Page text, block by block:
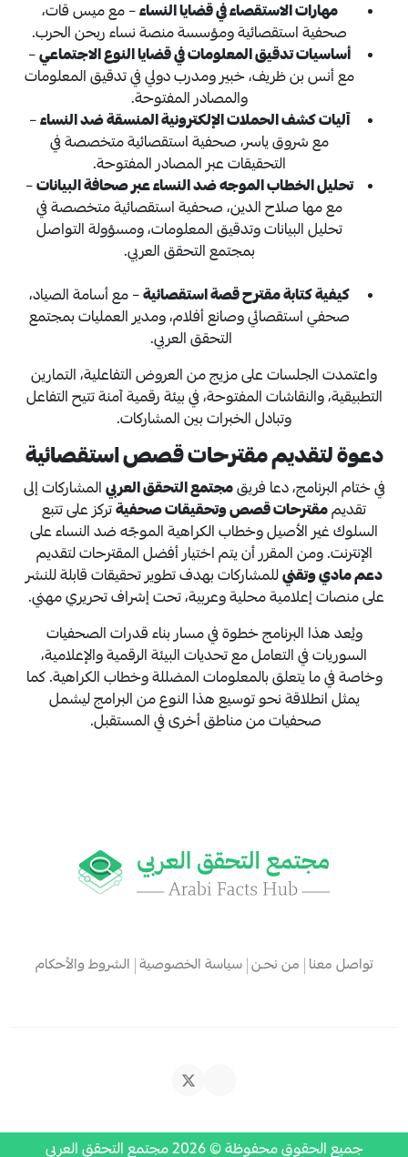
مهارات الاستقصاء في قضايا النساء– مع ميس قات،
صحفية استقصائية ومؤسسة منصة نساء ربحن الحرب.
أساسيات تدقيق المعلومات في قضايا النوع الاجتماعي–
مع أنس بن ظريف، خبير ومدرب دولي في تدقيق المعلومات
والمصادر المفتوحة.
آليات كشف الحملات الإلكترونية المنسقة ضد النساء–
مع شروق ياسر، صحفية استقصائية متخصصة في
التحقيقات عبر المصادر المفتوحة.
تحليل الخطاب الموجه ضد النساء عبر صحافة البيانات–
مع مها صلاح الدين، صحفية استقصائية متخصصة في
تحليل البيانات وتدقيق المعلومات، ومسؤولة التواصل
بمجتمع التحقق العربي.
كيفية كتابة مقترح قصة استقصائية– مع أسامة الصياد،
صحفي استقصائي وصانع أفلام، ومدير العمليات بمجتمع
التحقق العربي.
واعتمدت الجلسات على مزيج من العروض التفاعلية، التمارين
التطبيقية، والنقاشات المفتوحة، في بيئة رقمية آمنة تتيح التفاعل
وتبادل الخبرات بين المشاركات.
دعوة لتقديم مقترحات قصص استقصائية
في ختام البرنامج، دعا فريقمجتمع التحقق العربيالمشاركات إلى
تقديممقترحات قصص وتحقيقات صحفيةتركز على تتبع
السلوك غير الأصيل وخطاب الكراهية الموجّه ضد النساء على
الإنترنت. ومن المقرر أن يتم اختيار أفضل المقترحات لتقديم
دعم مادي وتقنيللمشاركات بهدف تطوير تحقيقات قابلة للنشر
على منصات إعلامية محلية وعربية، تحت إشراف تحريري مهني.
ويُعد هذا البرنامج خطوة في مسار بناء قدرات الصحفيات
السوريات في التعامل مع تحديات البيئة الرقمية والإعلامية،
وخاصة في ما يتعلق بالمعلومات المضللة وخطاب الكراهية. كما
يمثل انطلاقة نحو توسيع هذا النوع من البرامج ليشمل
صحفيات من مناطق أخرى في المستقبل.
تواصل معنا من نحـن سياسة الخصوصية الشروط والأحكام
جميع الحقوق محفوظة © 2026 مجتمع التحقق العربي